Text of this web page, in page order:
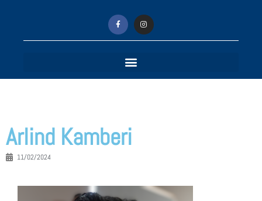
Arlind Kamberi
11/02/2024